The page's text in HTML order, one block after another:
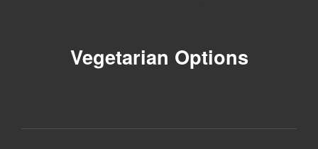
Vegetarian Options